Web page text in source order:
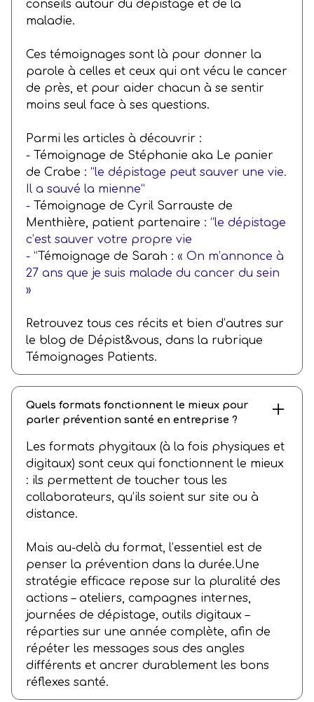
conseils autour du dépistage et de la
maladie.
Ces témoignages sont là pour donner la
parole à celles et ceux qui ont vécu le cancer
de près, et pour aider chacun à se sentir
moins seul face à ses questions.
Parmi les articles à découvrir :
- Témoignage de Stéphanie aka Le panier
de Crabe : “le dépistage peut sauver une vie.
Il a sauvé la mienne”
- Témoignage de Cyril Sarrauste de
Menthière, patient partenaire : “le dépistage
c’est sauver votre propre vie
- ”Témoignage de Sarah : « On m’annonce à
27 ans que je suis malade du cancer du sein
»
Retrouvez tous ces récits et bien d’autres sur
le blog de Dépist&vous, dans la rubrique
Témoignages Patients.
Quels formats fonctionnent le mieux pour
parler prévention santé en entreprise ?
Les formats phygitaux (à la fois physiques et
digitaux) sont ceux qui fonctionnent le mieux
: ils permettent de toucher tous les
collaborateurs, qu’ils soient sur site ou à
distance.
Mais au-delà du format, l’essentiel est de
penser la prévention dans la durée.Une
stratégie efficace repose sur la pluralité des
actions – ateliers, campagnes internes,
journées de dépistage, outils digitaux –
réparties sur une année complète, afin de
répéter les messages sous des angles
différents et ancrer durablement les bons
réflexes santé.